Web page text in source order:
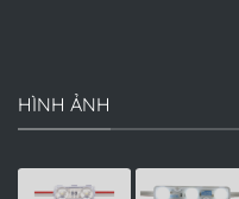
HÌNH ẢNH